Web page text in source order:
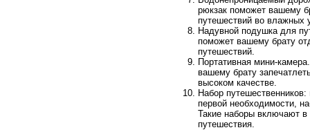
рюкзак поможет вашему
путешествий во влажных
Надувной подушка для
поможет вашему брату
путешествий.
Портативная мини-
вашему брату
высоком качестве.
Набор
первой необходимости,
Такие наборы включают
путешествия.